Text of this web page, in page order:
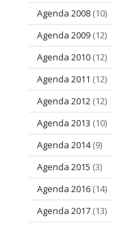
Agenda 2008 (10)
Agenda 2009 (12)
Agenda 2010 (12)
Agenda 2011 (12)
Agenda 2012 (12)
Agenda 2013 (10)
Agenda 2014(9)
Agenda 2015 (3)
Agenda 2016 (14)
Agenda 2017 (13)